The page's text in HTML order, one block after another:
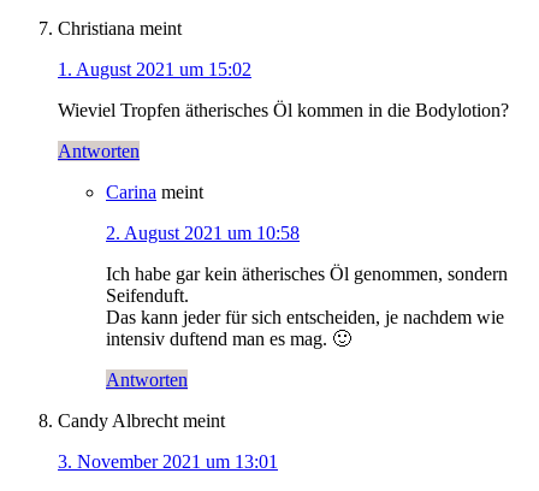
Christiana meint
1. August 2021 um 15:02
Wieviel Tropfen ätherisches Öl kommen in die Bodylotion?
Antworten
Carina meint
2. August 2021 um 10:58
Ich habe gar kein ätherisches Öl genommen, sondern
Seifenduft.
Das kann jeder für sich entscheiden, je nachdem wie
intensiv duftend man es mag. 🙂
Antworten
Candy Albrecht meint
3. November 2021 um 13:01